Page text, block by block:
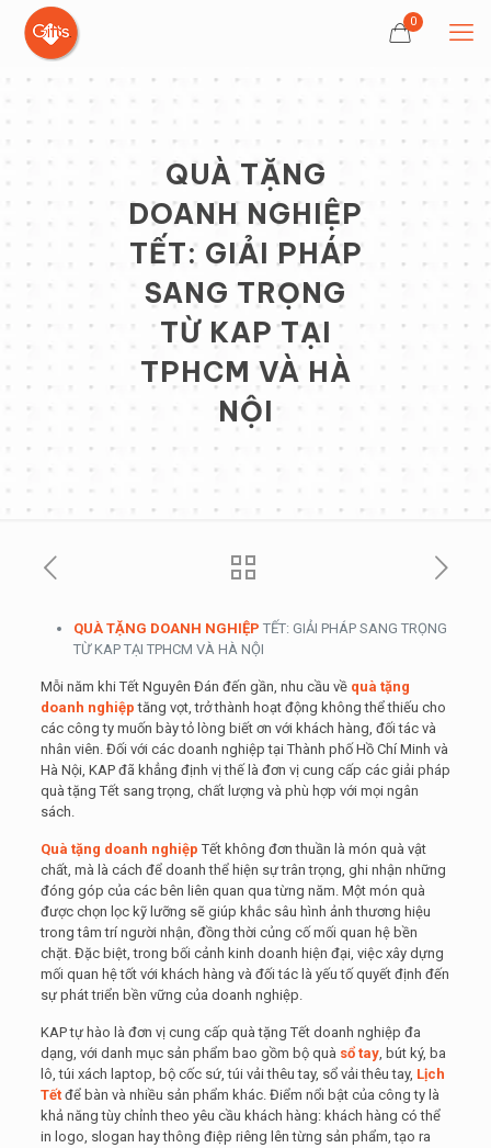
0
QUÀ TẶNG
DOANH NGHIỆP
TẾT: GIẢI PHÁP
SANG TRỌNG
TỪ KAP TẠI
TPHCM VÀ HÀ
NỘI
QUÀ TẶNG DOANH NGHIỆP TẾT: GIẢI PHÁP SANG TRỌNG
TỪ KAP TẠI TPHCM VÀ HÀ NỘI
Mỗi năm khi Tết Nguyên Đán đến gần, nhu cầu về quà tặng
doanh nghiệp tăng vọt, trở thành hoạt động không thể thiếu cho
các công ty muốn bày tỏ lòng biết ơn với khách hàng, đối tác và
nhân viên. Đối với các doanh nghiệp tại Thành phố Hồ Chí Minh và
Hà Nội, KAP đã khẳng định vị thế là đơn vị cung cấp các giải pháp
quà tặng Tết sang trọng, chất lượng và phù hợp với mọi ngân
sách.
Quà tặng doanh nghiệp Tết không đơn thuần là món quà vật
chất, mà là cách để doanh thể hiện sự trân trọng, ghi nhận những
đóng góp của các bên liên quan qua từng năm. Một món quà
được chọn lọc kỹ lưỡng sẽ giúp khắc sâu hình ảnh thương hiệu
trong tâm trí người nhận, đồng thời củng cố mối quan hệ bền
chặt. Đặc biệt, trong bối cảnh kinh doanh hiện đại, việc xây dựng
mối quan hệ tốt với khách hàng và đối tác là yếu tố quyết định đến
sự phát triển bền vững của doanh nghiệp.
KAP tự hào là đơn vị cung cấp quà tặng Tết doanh nghiệp đa
dạng, với danh mục sản phẩm bao gồm bộ quà sổ tay, bút ký, ba
lô, túi xách laptop, bộ cốc sứ, túi vải thêu tay, sổ vải thêu tay, Lịch
Tếtđể bàn và nhiều sản phẩm khác. Điểm nổi bật của công ty là
khả năng tùy chỉnh theo yêu cầu khách hàng: khách hàng có thể
in logo, slogan hay thông điệp riêng lên từng sản phẩm, tạo ra